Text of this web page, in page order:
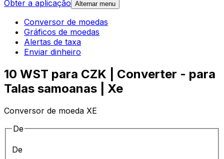
Obter a aplicação Alternar menu
Conversor de moedas
Gráficos de moedas
Alertas de taxa
Enviar dinheiro
10 WST para CZK | Converter - para
Talas samoanas | Xe
Conversor de moeda XE
De
De